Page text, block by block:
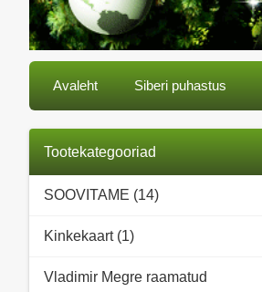
Avaleht Siberi puhastus
Tootekategooriad
SOOVITAME (14)
Kinkekaart (1)
Vladimir Megre raamatud